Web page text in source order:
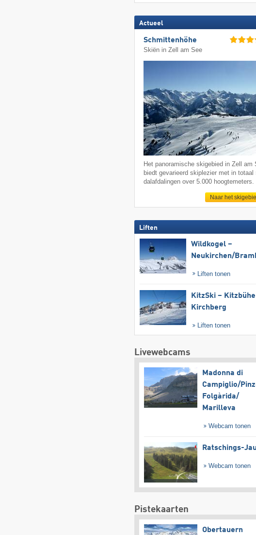
Actueel
Schmittenhöhe
Skiën in Zell am See
Het panoramische skigebied in Zell am
biedt gevarieerd skiplezier met in totaal
dalafdalingen over 5.000 hoogtemeters.
Naar het
Liften
Wildkogel –
Neukirchen/​
Liften tonen
KitzSki –
Kirchberg
Liften tonen
Livewebcams
Madonna di
Campiglio/​
Folgàrida/​
Marilleva
Webcam tonen
Ratschings-
Webcam tonen
Pistekaarten
Obertauern